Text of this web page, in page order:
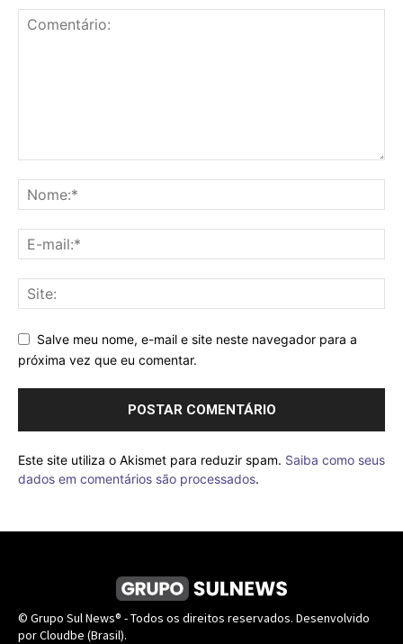
Salve meu nome, e-mail e site neste navegador para a
próxima vez que eu comentar.
Este site utiliza o Akismet para reduzir spam. Saiba como seus
dados em comentários são processados.
© Grupo Sul News® - Todos os direitos reservados. Desenvolvido
por Cloudbe (Brasil).